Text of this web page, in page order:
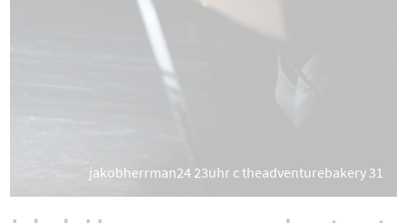
jakobherrman24 23uhr c theadventurebakery 31